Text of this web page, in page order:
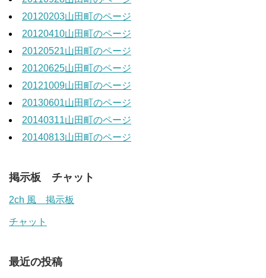
20120203山田町のページ
20120410山田町のページ
20120521山田町のページ
20120625山田町のページ
20121009山田町のページ
20130601山田町のページ
20140311山田町のページ
20140813山田町のページ
掲示板 チャット
2ch 風 掲示板
チャット
最近の投稿